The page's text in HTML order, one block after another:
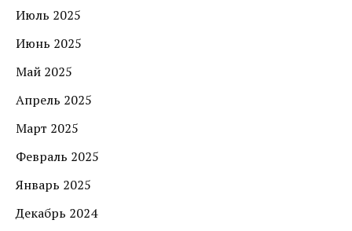
Июль 2025
Июнь 2025
Май 2025
Апрель 2025
Март 2025
Февраль 2025
Январь 2025
Декабрь 2024